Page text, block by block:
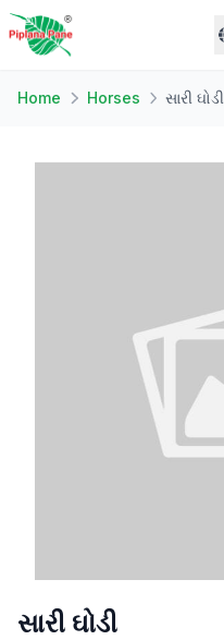
Home Horses સારી ઘોડી
સારી ઘોડી